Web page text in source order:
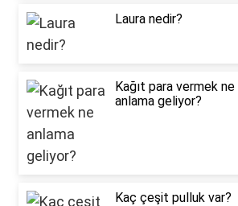
Laura nedir?
Kağıt para vermek ne
anlama geliyor?
Kaç çeşit pulluk var?